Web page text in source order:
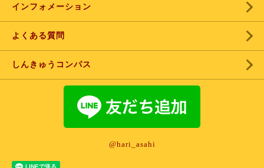
インフォメーション
よくある質問
しんきゅうコンパス
@hari_asahi